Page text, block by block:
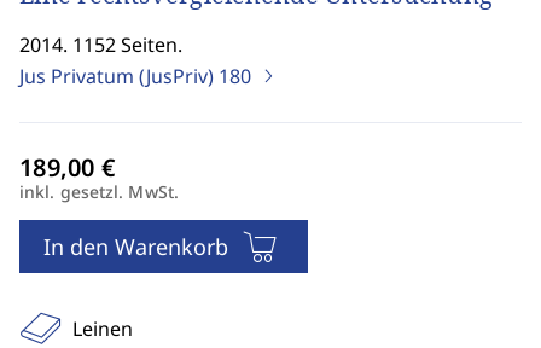
2014. 1152 Seiten.
Jus Privatum (JusPriv) 180
inkl. gesetzl. MwSt.
In den Warenkorb
Leinen